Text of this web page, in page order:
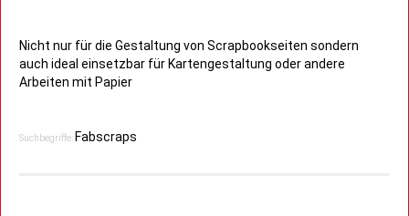
Nicht nur für die Gestaltung von Scrapbookseiten sondern
auch ideal einsetzbar für Kartengestaltung oder andere
Arbeiten mit Papier
Suchbegriffe: Fabscraps